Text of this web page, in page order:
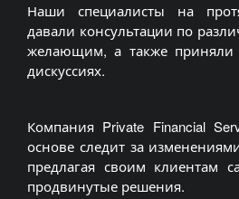
Наши специалисты на
давали консультации по
желающим, а также приняли
дискуссиях.
Компания Private Financial
основе следит за
предлагая своим клиентам
продвинутые решения.